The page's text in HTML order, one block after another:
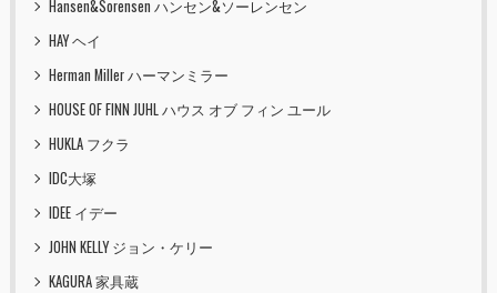
Hansen&Sorensen ハンセン&ソーレンセン
HAY ヘイ
Herman Miller ハーマンミラー
HOUSE OF FINN JUHL ハウス オブ フィン ユール
HUKLA フクラ
IDC大塚
IDEE イデー
JOHN KELLY ジョン・ケリー
KAGURA 家具蔵